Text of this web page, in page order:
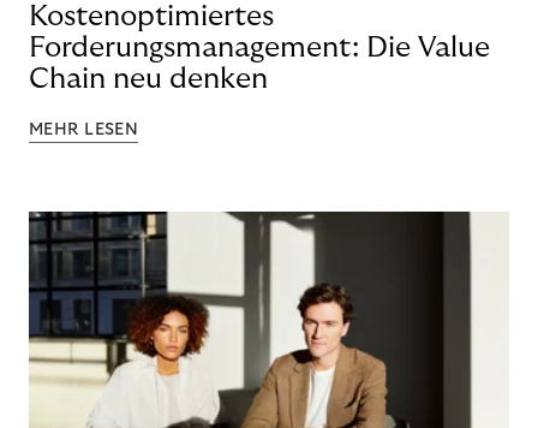
Kostenoptimiertes
Forderungsmanagement: Die Value
Chain neu denken
MEHR LESEN